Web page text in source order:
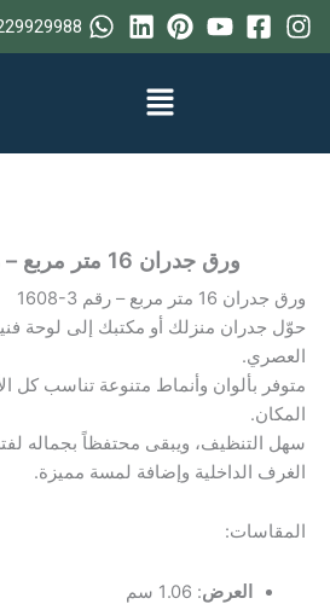
تخطي
إلى
ورق جدران 16 متر مربع – رقم الصنف ‎1608-3
ورق جدران 16 متر مربع – رقم ‎1608-3
حوّل جدران منزلك أو مكتبك إلى لوحة
العصري.
متوفر بألوان وأنماط متنوعة تناسب كل
المكان.
سهل التنظيف، ويبقى محتفظاً بجماله
الغرف الداخلية وإضافة لمسة مميزة.
المقاسات:
العرض: 1.06 سم